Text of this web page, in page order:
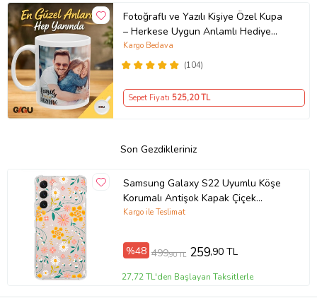
Fotoğraflı ve Yazılı Kişiye Özel Kupa
– Herkese Uygun Anlamlı Hediye
Porselen Baskılı Kupa (Beyaz)
(104)
Kargo Bedava
Sepet Fiyatı 525,20 TL
Son Gezdikleriniz
Samsung Galaxy S22 Uyumlu Köşe
Korumalı Antişok Kapak Çiçek
Kargo ile Teslimat
%48 499,90 TL 259,90 TL
27,72 TL'den Başlayan Taksitlerle